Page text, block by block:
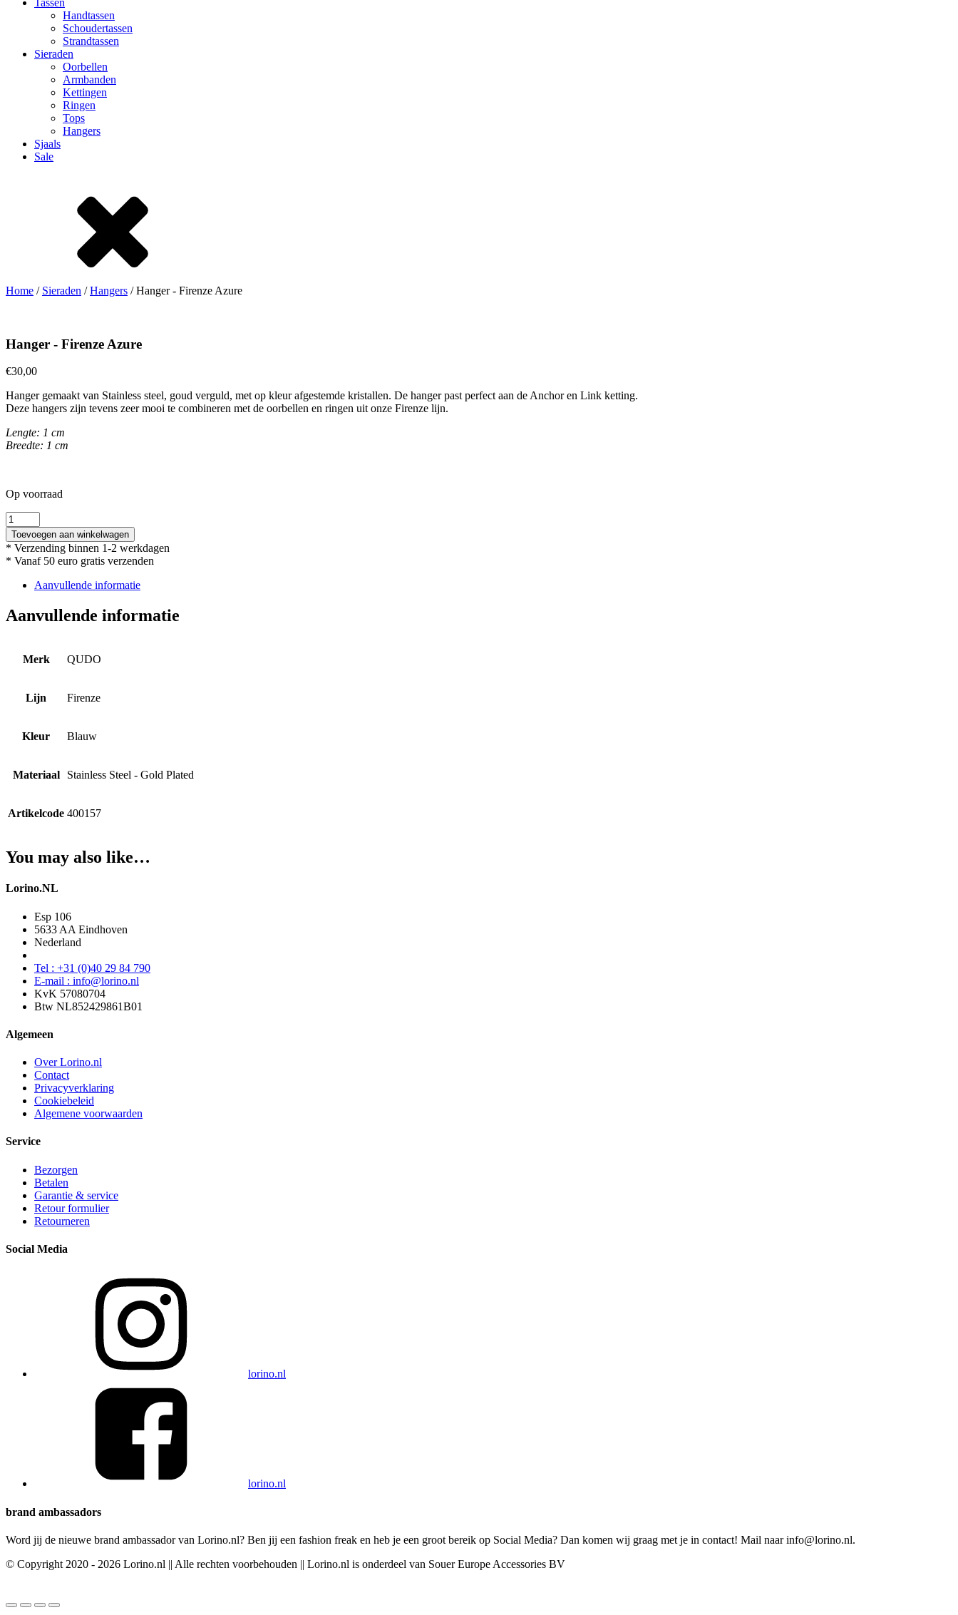
Tassen
Handtassen
Schoudertassen
Strandtassen
Sieraden
Oorbellen
Armbanden
Kettingen
Ringen
Tops
Hangers
Sjaals
Sale
Home / Sieraden /Hangers / Hanger - Firenze Azure
Hanger - Firenze Azure
€30,00
Hanger gemaakt van Stainless steel, goud verguld, met op kleur afgestemde kristallen. De hanger past perfect aan de Anchor en Link ketting.
Deze hangers zijn tevens zeer mooi te combineren met de oorbellen en ringen uit onze Firenze lijn.
Lengte: 1 cm
Breedte: 1 cm
Op voorraad
Hanger
-
Firenze
Azure
aantal
Toevoegen aan winkelwagen
* Verzending binnen 1-2 werkdagen
* Vanaf 50 euro gratis verzenden
Aanvullende informatie
Aanvullende informatie
Merk QUDO
Lijn Firenze
Kleur Blauw
Materiaal Stainless Steel - Gold Plated
Artikelcode 400157
You may also like…
Lorino.NL
Esp 106
5633 AA Eindhoven
Nederland
Tel : +31 (0)40 29 84 790
E-mail : info@lorino.nl
KvK 57080704
Btw NL852429861B01
Algemeen
Over Lorino.nl
Contact
Privacyverklaring
Cookiebeleid
Algemene voorwaarden
Service
Bezorgen
Betalen
Garantie & service
Retour formulier
Retourneren
Social Media
lorino.nl
lorino.nl
brand ambassadors
Word jij de nieuwe brand ambassador van Lorino.nl? Ben jij een fashion freak en heb je een groot bereik op Social Media? Dan komen wij graag met je in contact! Mail naar info@lorino.nl.
© Copyright 2020 - 2026 Lorino.nl || Alle rechten voorbehouden || Lorino.nl is onderdeel van Souer Europe Accessories BV